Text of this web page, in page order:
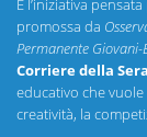
È l’iniziativa
promossa da
Permanente
Corriere della Sera
educativo che vuole
creatività, la